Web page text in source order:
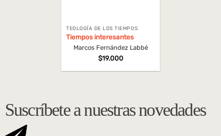
TEOLOGÍA DE LOS TIEMPOS
Tiempos interesantes
Marcos Fernández Labbé
$19.000
Suscríbete a nuestras novedades